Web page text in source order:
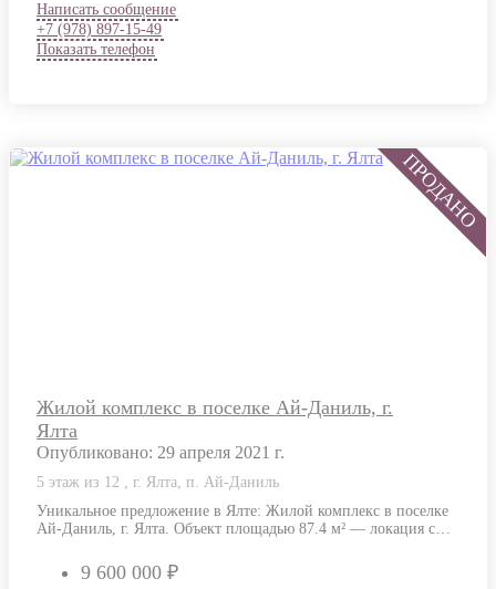
Написать сообщение
+7 (978) 897-15-49
Показать телефон
Жилой комплекс в поселке Ай-Даниль, г.
Ялта
Опубликовано: 29 апреля 2021 г.
5 этаж из 12 , г. Ялта, п. Ай-Даниль
Уникальное предложение в Ялте: Жилой комплекс в поселке
Ай-Даниль, г. Ялта. Объект площадью 87.4 м² — локация с
9 600 000 ₽